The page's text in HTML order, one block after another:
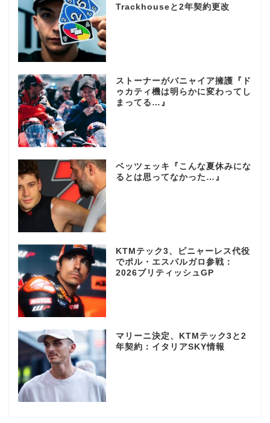
Trackhouseと2年契約更改
ストーナーがバニャイア擁護『ド
ゥカティ機は明らかに変わってし
まってる…』
ベッツェッキ『こんな夏休みにな
るとは思ってなかった…』
KTMテック3、ビニャーレス代役
でポル・エスパルガロ参戦：
2026ブリティッシュGP
マリーニ決定、KTMテック3と2
年契約：イタリアSKY情報